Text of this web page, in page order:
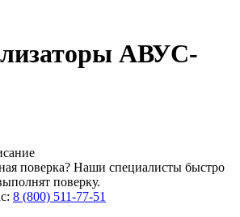
АВУС-
поверка? Наши специалисты быстро
поверку.
8 (800) 511-77-51